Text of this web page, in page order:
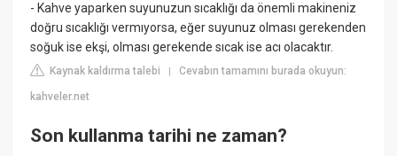
- Kahve yaparken suyunuzun sıcaklığı da önemli makineniz
doğru sıcaklığı vermıyorsa, eğer suyunuz olması gerekenden
soğuk ise ekşi, olması gerekende sıcak ise acı olacaktır.
Kaynak kaldırma talebi |Cevabın tamamını burada okuyun:
kahveler.net
Son kullanma tarihi ne zaman?